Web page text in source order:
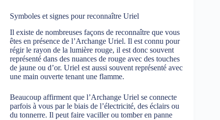
Symboles et signes pour reconnaître Uriel
Il existe de nombreuses façons de reconnaître que vous
êtes en présence de l’Archange Uriel. Il est connu pour
régir le rayon de la lumière rouge, il est donc souvent
représenté dans des nuances de rouge avec des touches
de jaune ou d’or. Uriel est aussi souvent représenté avec
une main ouverte tenant une flamme.
Beaucoup affirment que l’Archange Uriel se connecte
parfois à vous par le biais de l’électricité, des éclairs ou
du tonnerre. Il peut faire vaciller ou tomber en panne